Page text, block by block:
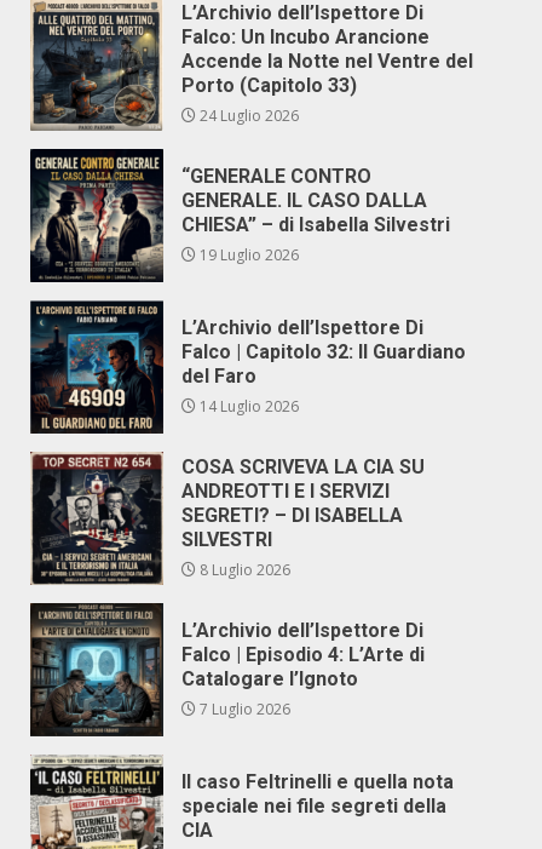
L’Archivio dell’Ispettore Di
Falco: Un Incubo Arancione
Accende la Notte nel Ventre del
Porto (Capitolo 33)
24 Luglio 2026
“GENERALE CONTRO
GENERALE. IL CASO DALLA
CHIESA” – di Isabella Silvestri
19 Luglio 2026
L’Archivio dell’Ispettore Di
Falco | Capitolo 32: Il Guardiano
del Faro
14 Luglio 2026
COSA SCRIVEVA LA CIA SU
ANDREOTTI E I SERVIZI
SEGRETI? – DI ISABELLA
SILVESTRI
8 Luglio 2026
L’Archivio dell’Ispettore Di
Falco | Episodio 4: L’Arte di
Catalogare l’Ignoto
7 Luglio 2026
Il caso Feltrinelli e quella nota
speciale nei file segreti della
CIA